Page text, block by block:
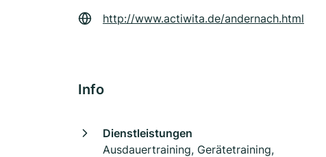
http://www.actiwita.de/andernach.html
Info
Dienstleistungen
Ausdauertraining, Gerätetraining,